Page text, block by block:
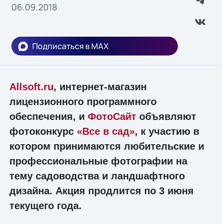
06.09.2018
Подписаться в MAX
Allsoft.ru, интернет-магазин
лицензионного программного
обеспечения, и ФотоСайтобъявляют
фотоконкурс «Все в сад», к участию в
котором принимаются любительские и
профессиональные фотографии на
тему садоводства и ландшафтного
дизайна. Акция продлится по 3 июня
текущего года.